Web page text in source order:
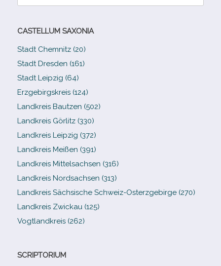
CASTELLUM SAXONIA
Stadt Chemnitz (20)
Stadt Dresden (161)
Stadt Leipzig (64)
Erzgebirgskreis (124)
Landkreis Bautzen (502)
Landkreis Görlitz (330)
Landkreis Leipzig (372)
Landkreis Meißen (391)
Landkreis Mittelsachsen (316)
Landkreis Nordsachsen (313)
Landkreis Sächsische Schweiz-​Osterzgebirge (270)
Landkreis Zwickau (125)
Vogtlandkreis (262)
SCRIPTORIUM